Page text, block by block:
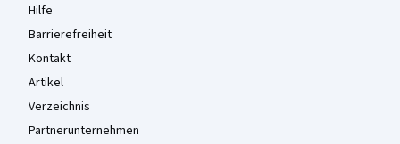
Hilfe
Barrierefreiheit
Kontakt
Artikel
Verzeichnis
Partnerunternehmen